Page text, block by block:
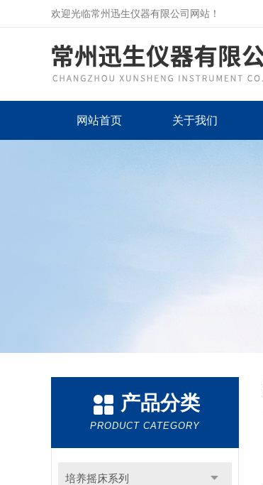
欢迎光临常州迅生仪器有限公司网站！
网站首页 关于我们
产品分类
PRODUCT CATEGORY
培养摇床系列